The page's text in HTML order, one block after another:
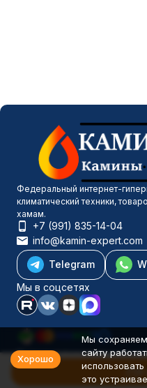
В
Федеральный интернет-
климатический техники,
хамам.
+7 (991) 835-14-04
info@kamin-expert.com
Telegram
Мы в соцсетях
Каталог товаров
Компания
Хорошо
Мы
сайту
это